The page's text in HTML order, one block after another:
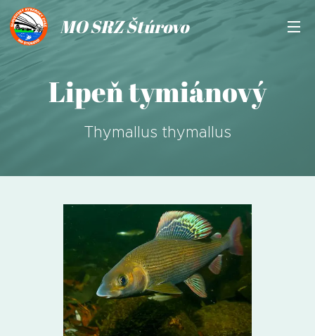
MO SRZ Štúrovo
Lipeň tymiánový
Thymallus thymallus